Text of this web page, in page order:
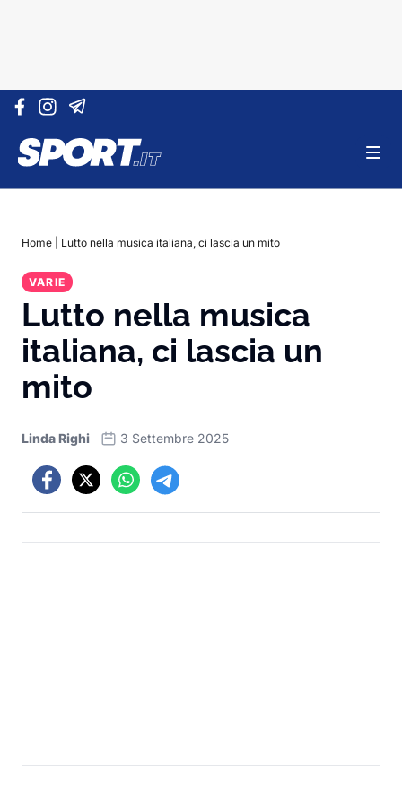
Vai al contenuto
Home Lutto nella musica italiana, ci lascia un mito
VARIE
Lutto nella musica
italiana, ci lascia un
mito
Linda Righi 3 Settembre 2025